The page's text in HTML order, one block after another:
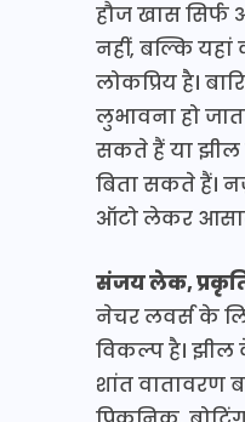
हौज खास
नहीं, बल्कि
लोकप्रिय है।
लुभावना हो
सकते हैं या
बिता सकते हैं।
ऑटो लेकर
संजय लेक, प्रकृति
नेचर लवर्स के
विकल्प है। झील
शांत वातावरण